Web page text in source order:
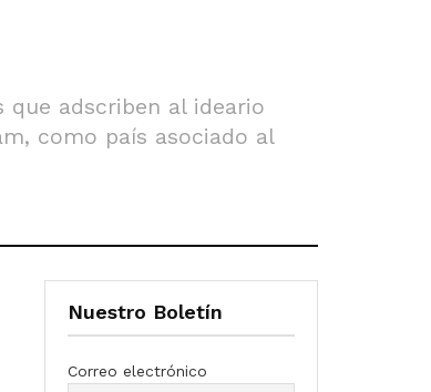
que adscriben al ideario
como país asociado al
Nuestro Boletín
Correo electrónico